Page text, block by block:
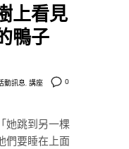
上看見
鴨子
0
動訊息, 講座
她跳到另一棵
們要睡在上面